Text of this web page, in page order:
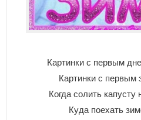
Картинки с первым
Картинки с первым
Когда солить капусту
Куда поехать